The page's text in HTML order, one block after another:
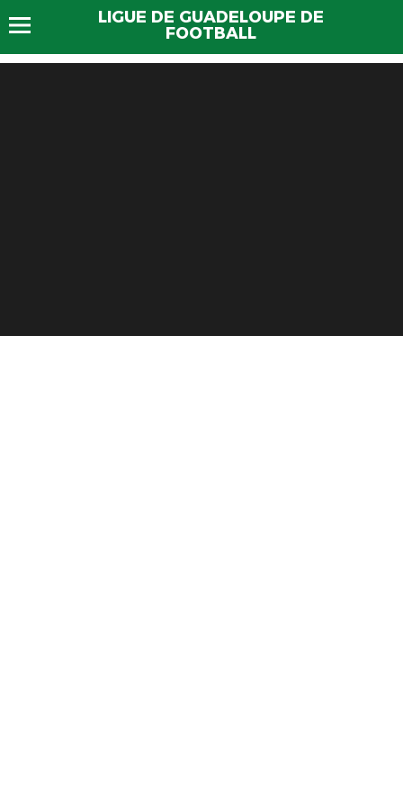
LIGUE DE GUADELOUPE DE
FOOTBALL